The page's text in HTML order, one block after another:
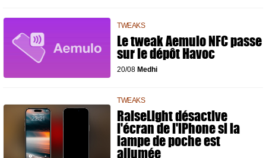
TWEAKS
Le tweak Aemulo NFC passe
sur le dépôt Havoc
20/08 Medhi
TWEAKS
RaiseLight désactive
l'écran de l'iPhone si la
lampe de poche est
allumée